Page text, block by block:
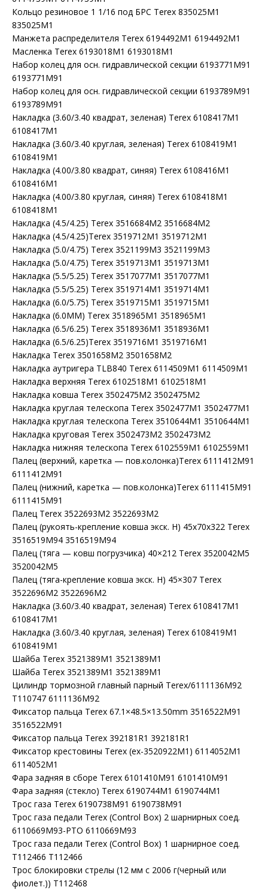
Кольцо резиновое 1 1/16 под БРС Terex 835025M1
835025M1
Манжета распределителя Terex 6194492M1 6194492M1
Масленка Terex 6193018M1 6193018M1
Набор колец для осн. гидравлической секции 6193771M91
6193771M91
Набор колец для осн. гидравлической секции 6193789M91
6193789M91
Накладка (3.60/3.40 квадрат, зеленая) Terex 6108417M1
6108417M1
Накладка (3.60/3.40 круглая, зеленая) Terex 6108419M1
6108419M1
Накладка (4.00/3.80 квадрат, синяя) Terex 6108416M1
6108416M1
Накладка (4.00/3.80 круглая, синяя) Terex 6108418M1
6108418M1
Накладка (4.5/4.25) Terex 3516684M2 3516684M2
Накладка (4.5/4.25)Terex 3519712M1 3519712M1
Накладка (5.0/4.75) Terex 3521199M3 3521199M3
Накладка (5.0/4.75) Terex 3519713M1 3519713M1
Накладка (5.5/5.25) Terex 3517077M1 3517077M1
Накладка (5.5/5.25) Terex 3519714M1 3519714M1
Накладка (6.0/5.75) Terex 3519715M1 3519715M1
Накладка (6.0MM) Terex 3518965M1 3518965M1
Накладка (6.5/6.25) Terex 3518936M1 3518936M1
Накладка (6.5/6.25)Terex 3519716M1 3519716M1
Накладка Terex 3501658M2 3501658M2
Накладка аутригера TLB840 Terex 6114509M1 6114509M1
Накладка верхняя Terex 6102518M1 6102518M1
Накладка ковша Terex 3502475M2 3502475M2
Накладка круглая телескопа Terex 3502477M1 3502477M1
Накладка круглая телескопа Terex 3510644M1 3510644M1
Накладка круговая Terex 3502473M2 3502473M2
Накладка нижняя телескопа Terex 6102559M1 6102559M1
Палец (верхний, каретка — пов.колонка)Terex 6111412M91
6111412M91
Палец (нижний, каретка — пов.колонка)Terex 6111415M91
6111415M91
Палец Terex 3522693M2 3522693M2
Палец (рукоять-крепление ковша экск. Н) 45x70x322 Terex
3516519M94 3516519M94
Палец (тяга — ковш погрузчика) 40×212 Terex 3520042M5
3520042M5
Палец (тяга-крепление ковша экск. Н) 45×307 Terex
3522696M2 3522696M2
Накладка (3.60/3.40 квадрат, зеленая) Terex 6108417M1
6108417M1
Накладка (3.60/3.40 круглая, зеленая) Terex 6108419M1
6108419M1
Шайба Terex 3521389M1 3521389M1
Шайба Terex 3521389M1 3521389M1
Цилиндр тормозной главный парный Terex/6111136M92
T110747 6111136M92
Фиксатор пальца Terex 67.1×48.5×13.50mm 3516522M91
3516522M91
Фиксатор пальца Terex 392181R1 392181R1
Фиксатор крестовины Terex (ex-3520922M1) 6114052M1
6114052M1
Фара задняя в сборе Terex 6101410M91 6101410M91
Фара задняя (стекло) Terex 6190744M1 6190744M1
Трос газа Terex 6190738M91 6190738M91
Трос газа педали Terex (Control Box) 2 шарнирных соед.
6110669M93-PTO 6110669M93
Трос газа педали Terex (Control Box) 1 шарнирное соед.
T112466 T112466
Трос блокировки стрелы (12 мм с 2006 г(черный или
фиолет.)) T112468